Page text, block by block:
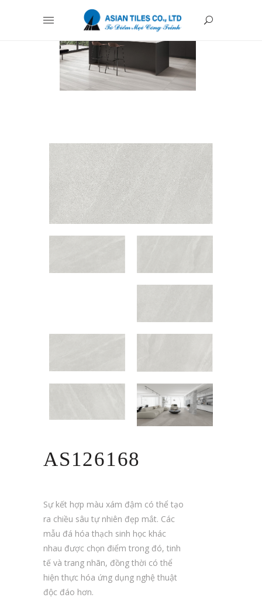
AS126168
Sự kết hợp màu xám đậm có thể tạo
ra chiều sâu tự nhiên đẹp mắt. Các
mẫu đá hóa thạch sinh học khác
nhau được chọn điểm trong đó, tinh
tế và trang nhãn, đồng thời có thể
hiện thực hóa ứng dụng nghệ thuật
độc đáo hơn.